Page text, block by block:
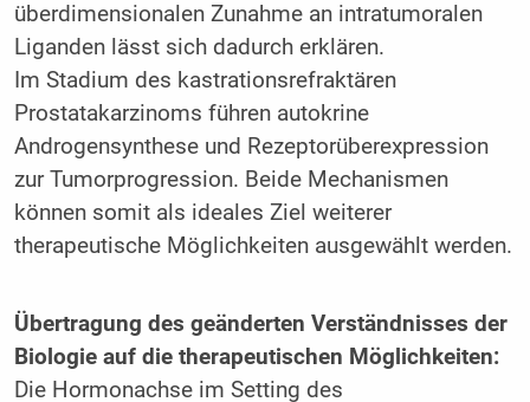
überdimensionalen Zunahme an intratumoralen
Liganden lässt sich dadurch erklären.
Im Stadium des kastrationsrefraktären
Prostatakarzinoms führen autokrine
Androgensynthese und Rezeptorüberexpression
zur Tumorprogression. Beide Mechanismen
können somit als ideales Ziel weiterer
therapeutische Möglichkeiten ausgewählt werden.
Übertragung des geänderten Verständnisses der
Biologie auf die therapeutischen Möglichkeiten:
Die Hormonachse im Setting des